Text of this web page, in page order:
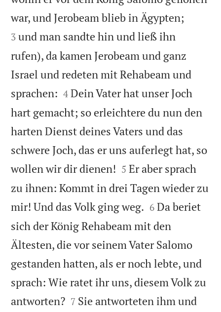
war, und Jerobeam blieb in Ägypten;
3 und man sandte hin und ließ ihn
rufen), da kamen Jerobeam und ganz
Israel und redeten mit Rehabeam und
sprachen: 

4 Dein Vater hat unser Joch
hart gemacht; so erleichtere du nun den
harten Dienst deines Vaters und das
schwere Joch, das er uns auferlegt hat, so
wollen wir dir dienen! 

5 Er aber sprach
zu ihnen: Kommt in drei Tagen wieder zu
mir! Und das Volk ging weg. 

6 Da beriet
sich der König Rehabeam mit den
Ältesten, die vor seinem Vater Salomo
gestanden hatten, als er noch lebte, und
sprach: Wie ratet ihr uns, diesem Volk zu
antworten?
7 Sie antworteten ihm und